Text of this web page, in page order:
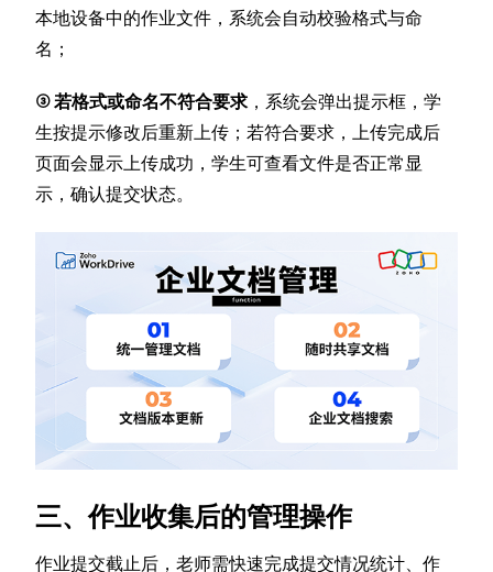
本地设备中的作业文件，系统会自动校验格式与命
名；
③ 若格式或命名不符合要求，系统会弹出提示框，学
生按提示修改后重新上传；若符合要求，上传完成后
页面会显示上传成功，学生可查看文件是否正常显
示，确认提交状态。
三、作业收集后的管理操作
作业提交截止后，老师需快速完成提交情况统计、作